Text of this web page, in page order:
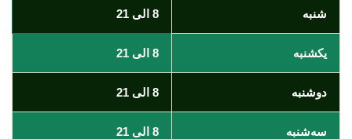
شنبه 8 الی 21
یکشنبه 8 الی 21
دوشنبه 8 الی 21
سه‌شنبه 8 الی 21